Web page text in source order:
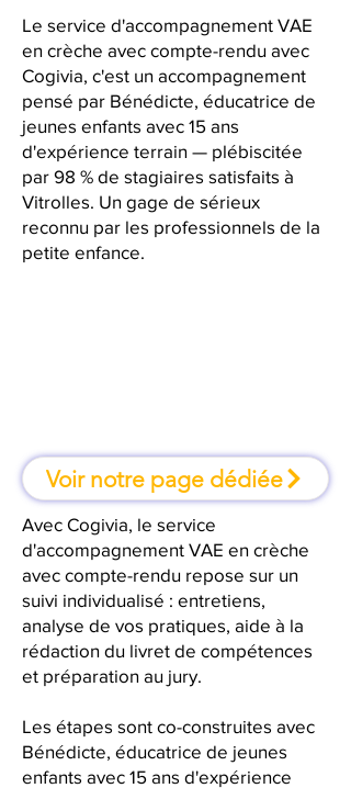
Le service d'accompagnement VAE
en crèche avec compte-rendu avec
Cogivia, c'est un accompagnement
pensé par Bénédicte, éducatrice de
jeunes enfants avec 15 ans
d'expérience terrain — plébiscitée
par 98 % de stagiaires satisfaits à
Vitrolles. Un gage de sérieux
reconnu par les professionnels de la
petite enfance.
Voir notre page dédiée
Avec Cogivia, le service
d'accompagnement VAE en crèche
avec compte-rendu repose sur un
suivi individualisé : entretiens,
analyse de vos pratiques, aide à la
rédaction du livret de compétences
et préparation au jury.
Les étapes sont co-construites avec
Bénédicte, éducatrice de jeunes
enfants avec 15 ans d'expérience